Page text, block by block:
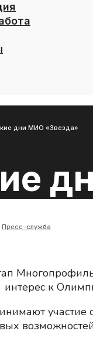
дни МИО «Звезда»
Пресс-служба
интерес к
участие